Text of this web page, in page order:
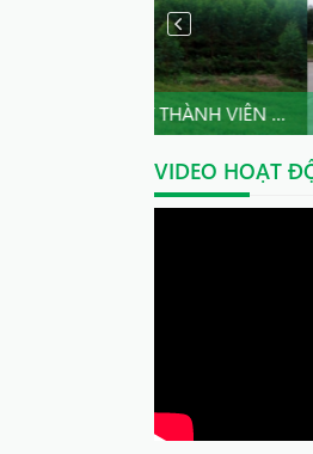
CÔNG TY TNHH MỘT THÀNH VIÊN INNOVGREEN KON TUM
VIDEO HOẠT